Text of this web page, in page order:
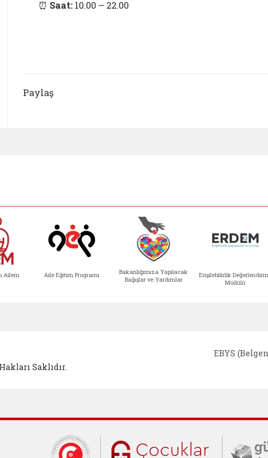
⏰ Saat: 10.00 – 22.00
Paylaş
Ailem Aile Eğitim Programı
Bakanlığımıza Yapılacak
Bağışlar ve Yardımlar
Erişilebilirlik
Modülü
Saklıdır.
EBYS
Cumhurbaşkanlığı İletişim Merkezi
Çocuklar